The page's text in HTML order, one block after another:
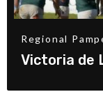
Regional
Victoria de